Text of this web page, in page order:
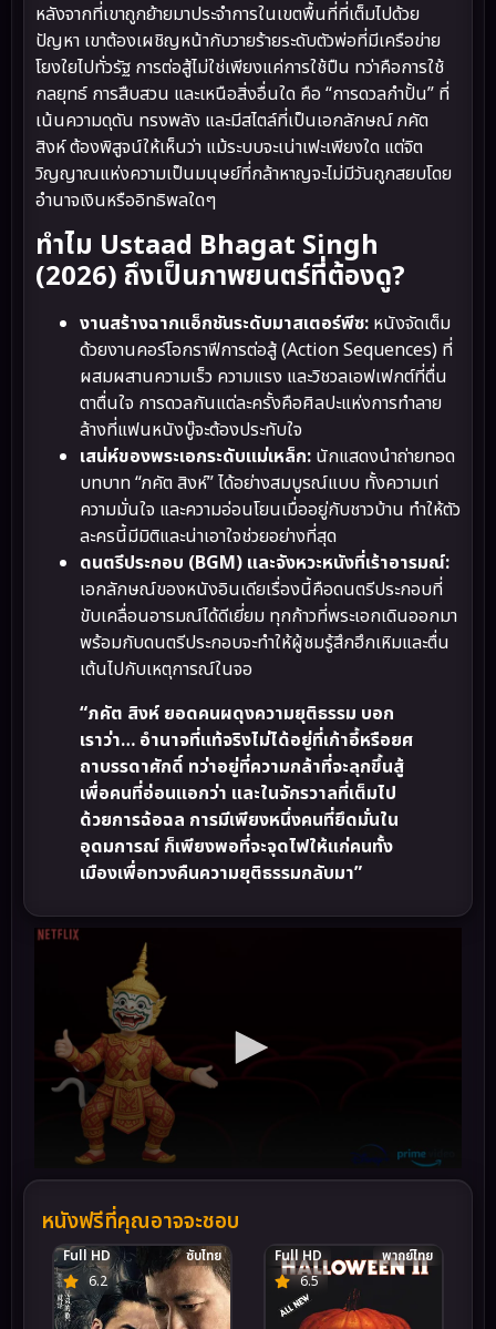
หลังจากที่เขาถูกย้ายมาประจำการในเขตพื้นที่ที่เต็มไปด้วย
ปัญหา เขาต้องเผชิญหน้ากับวายร้ายระดับตัวพ่อที่มีเครือข่าย
โยงใยไปทั่วรัฐ การต่อสู้ไม่ใช่เพียงแค่การใช้ปืน ทว่าคือการใช้
กลยุทธ์ การสืบสวน และเหนือสิ่งอื่นใด คือ “การดวลกำปั้น” ที่
เน้นความดุดัน ทรงพลัง และมีสไตล์ที่เป็นเอกลักษณ์ ภคัต
สิงห์ ต้องพิสูจน์ให้เห็นว่า แม้ระบบจะเน่าเฟะเพียงใด แต่จิต
วิญญาณแห่งความเป็นมนุษย์ที่กล้าหาญจะไม่มีวันถูกสยบโดย
อำนาจเงินหรืออิทธิพลใดๆ
ทำไม Ustaad Bhagat Singh
(2026) ถึงเป็นภาพยนตร์ที่ต้องดู?
งานสร้างฉากแอ็กชันระดับมาสเตอร์พีซ: หนังจัดเต็ม
ด้วยงานคอร์โอกราฟีการต่อสู้ (Action Sequences) ที่
ผสมผสานความเร็ว ความแรง และวิชวลเอฟเฟกต์ที่ตื่น
ตาตื่นใจ การดวลกันแต่ละครั้งคือศิลปะแห่งการทำลาย
ล้างที่แฟนหนังบู๊จะต้องประทับใจ
เสน่ห์ของพระเอกระดับแม่เหล็ก: นักแสดงนำถ่ายทอด
บทบาท “ภคัต สิงห์” ได้อย่างสมบูรณ์แบบ ทั้งความเท่
ความมั่นใจ และความอ่อนโยนเมื่ออยู่กับชาวบ้าน ทำให้ตัว
ละครนี้มีมิติและน่าเอาใจช่วยอย่างที่สุด
ดนตรีประกอบ (BGM) และจังหวะหนังที่เร้าอารมณ์:
เอกลักษณ์ของหนังอินเดียเรื่องนี้คือดนตรีประกอบที่
ขับเคลื่อนอารมณ์ได้ดีเยี่ยม ทุกก้าวที่พระเอกเดินออกมา
พร้อมกับดนตรีประกอบจะทำให้ผู้ชมรู้สึกฮึกเหิมและตื่น
เต้นไปกับเหตุการณ์ในจอ
“ภคัต สิงห์ ยอดคนผดุงความยุติธรรม บอก
เราว่า… อำนาจที่แท้จริงไม่ได้อยู่ที่เก้าอี้หรือยศ
ถาบรรดาศักดิ์ ทว่าอยู่ที่ความกล้าที่จะลุกขึ้นสู้
เพื่อคนที่อ่อนแอกว่า และในจักรวาลที่เต็มไป
ด้วยการฉ้อฉล การมีเพียงหนึ่งคนที่ยึดมั่นใน
อุดมการณ์ ก็เพียงพอที่จะจุดไฟให้แก่คนทั้ง
เมืองเพื่อทวงคืนความยุติธรรมกลับมา”
หนังฟรีที่คุณอาจจะชอบ
6.2
Full HD
ซับไทย
6.5
Full HD พากย์ไทย